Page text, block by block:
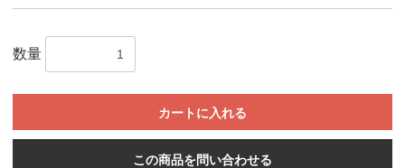
数量
カートに入れる
この商品を問い合わせる